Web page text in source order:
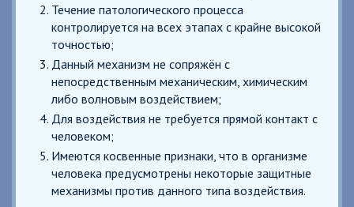
Течение патологического процесса
контролируется на всех этапах с крайне высокой
точностью;
Данный механизм не сопряжён с
непосредственным механическим, химическим
либо волновым воздействием;
Для воздействия не требуется прямой контакт с
человеком;
Имеются косвенные признаки, что в организме
человека предусмотрены некоторые защитные
механизмы против данного типа воздействия.